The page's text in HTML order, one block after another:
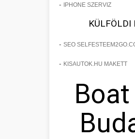
- IPHONE SZERVIZ
KÜLFÖLDI
- SEO
- KISAUTOK.HU MAKETT